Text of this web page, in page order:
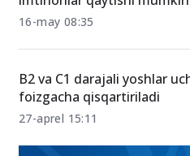
imtihonlar qaytishi mumkin
16-may 08:35